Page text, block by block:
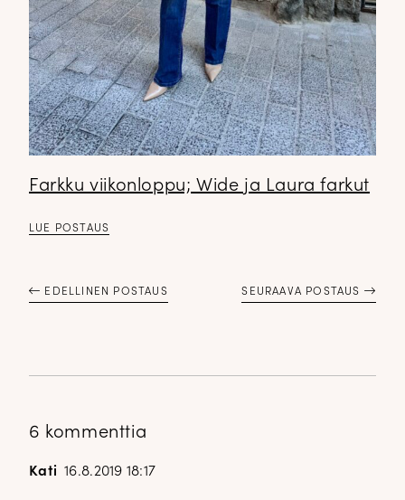
Farkku viikonloppu; Wide ja Laura farkut
LUE POSTAUS
EDELLINEN POSTAUS SEURAAVA POSTAUS
6 kommenttia
Kati 16.8.2019 18:17